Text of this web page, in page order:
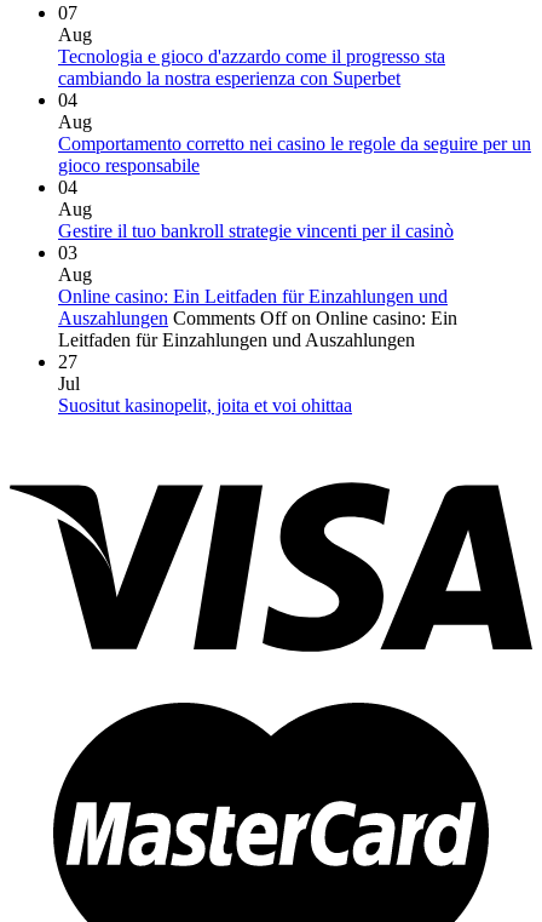
07
Aug
Tecnologia e gioco d'azzardo come il progresso sta
cambiando la nostra esperienza con Superbet
04
Aug
Comportamento corretto nei casino le regole da seguire per un
gioco responsabile
04
Aug
Gestire il tuo bankroll strategie vincenti per il casinò
03
Aug
Online casino: Ein Leitfaden für Einzahlungen und
Auszahlungen Comments Offon Online casino: Ein
Leitfaden für Einzahlungen und Auszahlungen
27
Jul
Suositut kasinopelit, joita et voi ohittaa